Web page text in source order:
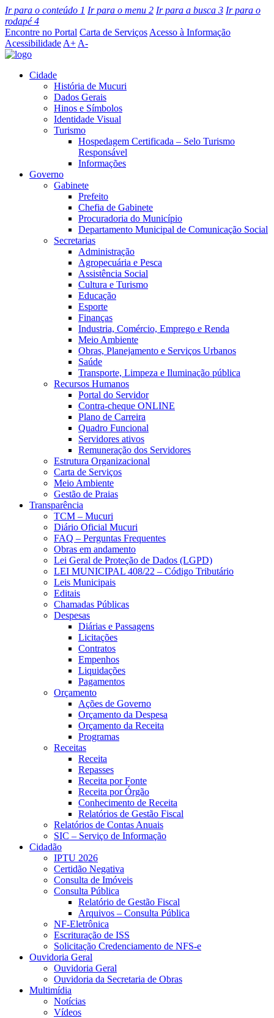
Ir para o conteúdo 1 Ir para o menu 2 Ir para a busca 3 Ir para o
rodapé4
Encontre no Portal Carta de Serviços Acesso à Informação
Acessibilidade A+ A-
Cidade
História de Mucuri
Dados Gerais
Hinos e Símbolos
Identidade Visual
Turismo
Hospedagem Certificada – Selo Turismo
Responsável
Informações
Governo
Gabinete
Prefeito
Chefia de Gabinete
Procuradoria do Município
Departamento Municipal de Comunicação Social
Secretarias
Administração
Agropecuária e Pesca
Assistência Social
Cultura e Turismo
Educação
Esporte
Finanças
Industria, Comércio, Emprego e Renda
Meio Ambiente
Obras, Planejamento e Serviços Urbanos
Saúde
Transporte, Limpeza e Iluminação pública
Recursos Humanos
Portal do Servidor
Contra-cheque ONLINE
Plano de Carreira
Quadro Funcional
Servidores ativos
Remuneração dos Servidores
Estrutura Organizacional
Carta de Serviços
Meio Ambiente
Gestão de Praias
Transparência
TCM – Mucuri
Diário Oficial Mucuri
FAQ – Perguntas Frequentes
Obras em andamento
Lei Geral de Proteção de Dados (LGPD)
LEI MUNICIPAL 408/22 – Código Tributário
Leis Municipais
Editais
Chamadas Públicas
Despesas
Diárias e Passagens
Licitações
Contratos
Empenhos
Liquidações
Pagamentos
Orçamento
Ações de Governo
Orçamento da Despesa
Orçamento da Receita
Programas
Receitas
Receita
Repasses
Receita por Fonte
Receita por Órgão
Conhecimento de Receita
Relatórios de Gestão Fiscal
Relatórios de Contas Anuais
SIC – Serviço de Informação
Cidadão
IPTU 2026
Certidão Negativa
Consulta de Imóveis
Consulta Pública
Relatório de Gestão Fiscal
Arquivos – Consulta Pública
NF-Eletrônica
Escrituração de ISS
Solicitação Credenciamento de NFS-e
Ouvidoria Geral
Ouvidoria Geral
Ouvidoria da Secretaria de Obras
Multimídia
Notícias
Vídeos